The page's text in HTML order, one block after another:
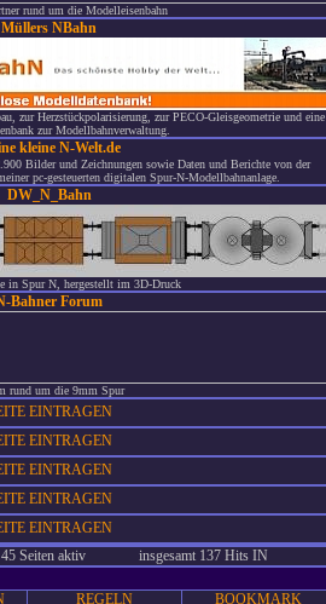
rund um die Modelleisenbahn
Müllers NBahn
zur Herzstückpolarisierung, zur PECO-Gleisgeometrie und eine
zur Modellbahnverwaltung.
kleine N-Welt.de
Bilder und Zeichnungen sowie Daten und Berichte von der
pc-gesteuerten digitalen Spur-N-Modellbahnanlage.
DW_N_Bahn
in Spur N, hergestellt im 3D-Druck
Bahner Forum
rund um die 9mm Spur
EINTRAGEN
EINTRAGEN
EINTRAGEN
EINTRAGEN
EINTRAGEN
Seiten aktiv insgesamt 137 Hits IN
REGELN BOOKMARK